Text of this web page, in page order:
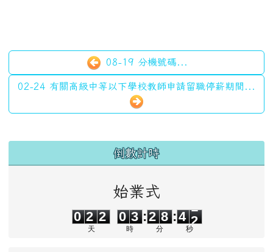
08-19 分機號碼...
02-24 有關高級中等以下學校教師申請留職停薪期間...
倒數計時
始業式
0 2 2
天
0 3
時
:2 8
分
:4 1
秒